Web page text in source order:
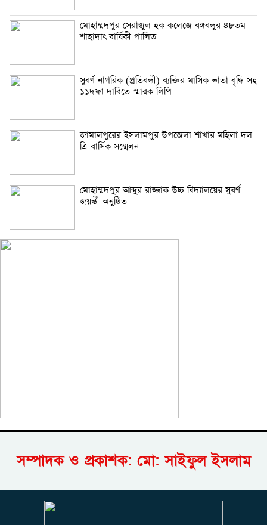
মোহাম্মদপুর সেরাজুল হক ক‌লে‌জে বঙ্গবন্ধুর ৪৮তম
শাহাদাৎ বা‌র্ষিকী পা‌লিত
সুবর্ণ নাগরিক (প্রতিবন্ধী) ব্যক্তির মাসিক ভাতা বৃদ্ধি সহ
১১দফা দাবিতে স্মারক লিপি
জামালপুরের ইসলামপুর উপজেলা শাখার মহিলা দল
ত্রি-বার্সিক সম্মেলন
মোহাম্মদপুর আব্দুর রাজ্জাক উচ্চ বিদ্যালয়ের সুবর্ণ
জয়ন্তী অনুষ্ঠিত
সম্পাদক ও প্রকাশক: মো: সাইফুল ইসলাম